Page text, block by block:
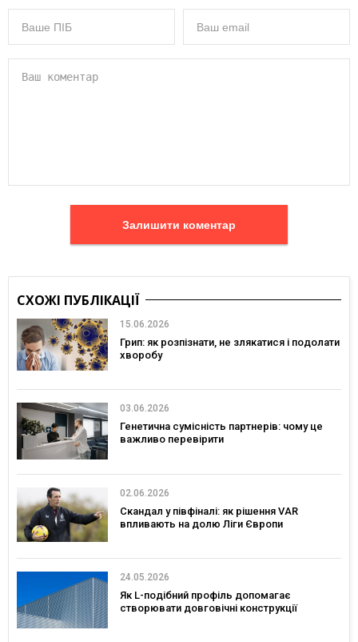
Залишити коментар
СХОЖІ ПУБЛІКАЦІЇ
15.06.2026
Грип: як розпізнати, не злякатися і подолати
хворобу
03.06.2026
Генетична сумісність партнерів: чому це
важливо перевірити
02.06.2026
Скандал у півфіналі: як рішення VAR
впливають на долю Ліги Європи
24.05.2026
Як L-подібний профіль допомагає
створювати довговічні конструкції